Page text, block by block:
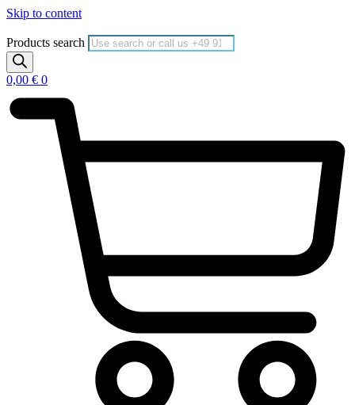
Skip to content
Products search
0,00 € 0